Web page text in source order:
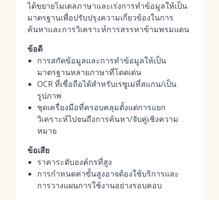
ได้ขยายโมเดลภาษาและเร่งการทำข้อมูลให้เป็น
มาตรฐานเพื่อปรับปรุงความเกี่ยวข้องในการ
ค้นหาและการวิเคราะห์การสรรหาข้ามพรมแดน
ข้อดี
การสกัดข้อมูลและการทำข้อมูลให้เป็น
มาตรฐานหลายภาษาที่โดดเด่น
OCR ที่เชื่อถือได้สำหรับเรซูเม่ที่สแกน/เป็น
รูปภาพ
ชุดเครื่องมือที่ครอบคลุมตั้งแต่การแยก
วิเคราะห์ไปจนถึงการค้นหา/จับคู่เชิงความ
หมาย
ข้อเสีย
ราคาระดับองค์กรที่สูง
การกำหนดค่าขั้นสูงอาจต้องใช้บริการและ
การวางแผนการใช้งานอย่างรอบคอบ